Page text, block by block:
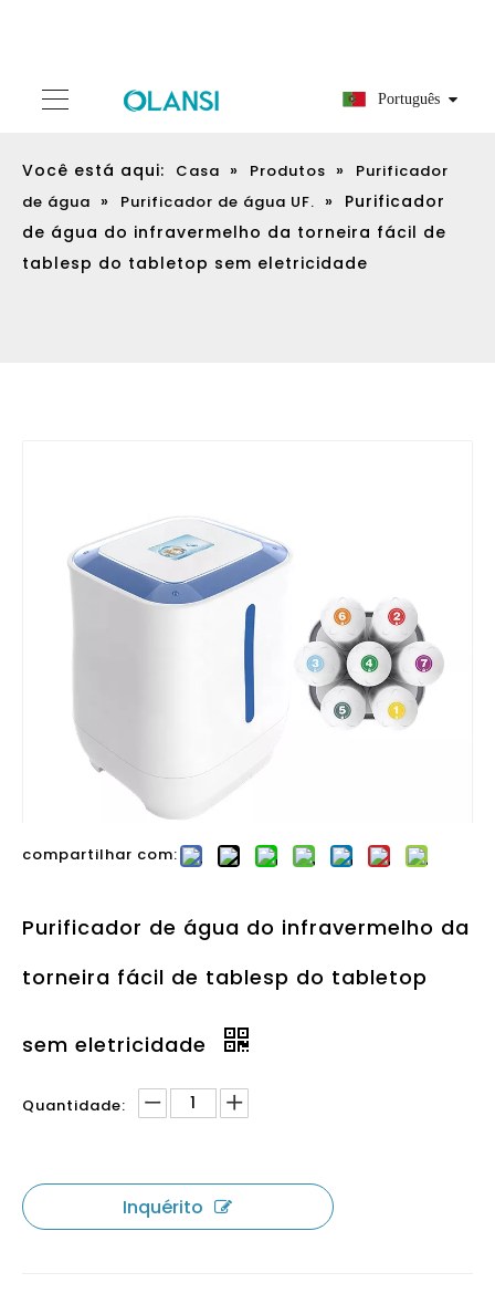
Português
Você está aqui: Casa » Produtos »
Purificador
de água » Purificador de água UF. »
Purificador
de água do infravermelho da torneira fácil de
tablesp do tabletop sem eletricidade
compartilhar com:
Purificador de água do infravermelho da
torneira fácil de tablesp do tabletop
sem eletricidade
Quantidade:
Inquérito